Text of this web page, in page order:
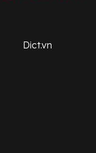
Dict.vn